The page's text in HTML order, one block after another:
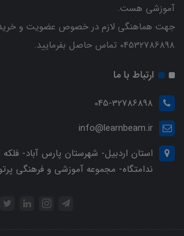
آموزشی هست.
جهت هماهنگی لازم در خصوص عضویت و خرید
04532786898 تماس حاصل بفرمایید.
ارتباط با ما
045-32786898
info@learnbeam.ir
استان اردبیل- شهرستان پارس آباد- فلکه
ندامتگاه- مجموعه آموزشی و فرهنگی